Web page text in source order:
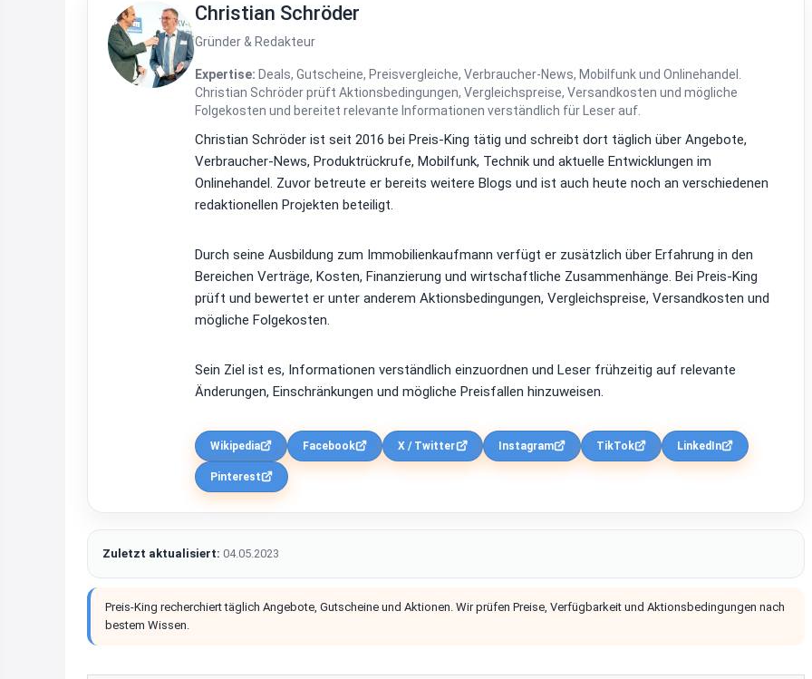
Christian Schröder
Gründer & Redakteur
Expertise: Deals, Gutscheine, Preisvergleiche, Verbraucher-News, Mobilfunk und Onlinehandel.
Christian Schröder prüft Aktionsbedingungen, Vergleichspreise, Versandkosten und mögliche
Folgekosten und bereitet relevante Informationen verständlich für Leser auf.
Christian Schröder ist seit 2016 bei Preis-King tätig und schreibt dort täglich über Angebote,
Verbraucher-News, Produktrückrufe, Mobilfunk, Technik und aktuelle Entwicklungen im
Onlinehandel. Zuvor betreute er bereits weitere Blogs und ist auch heute noch an verschiedenen
redaktionellen Projekten beteiligt.
Durch seine Ausbildung zum Immobilienkaufmann verfügt er zusätzlich über Erfahrung in den
Bereichen Verträge, Kosten, Finanzierung und wirtschaftliche Zusammenhänge. Bei Preis-King
prüft und bewertet er unter anderem Aktionsbedingungen, Vergleichspreise, Versandkosten und
mögliche Folgekosten.
Sein Ziel ist es, Informationen verständlich einzuordnen und Leser frühzeitig auf relevante
Änderungen, Einschränkungen und mögliche Preisfallen hinzuweisen.
Wikipedia Facebook X / Twitter Instagram TikTok LinkedIn
Pinterest
Zuletzt aktualisiert: 04.05.2023
Preis-King recherchiert täglich Angebote, Gutscheine und Aktionen. Wir prüfen Preise, Verfügbarkeit und Aktionsbedingungen nach
bestem Wissen.